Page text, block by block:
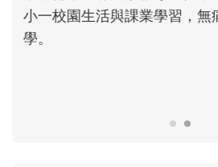
主、角色認同及解決問題的
正嘗試用不同的模樣，參與